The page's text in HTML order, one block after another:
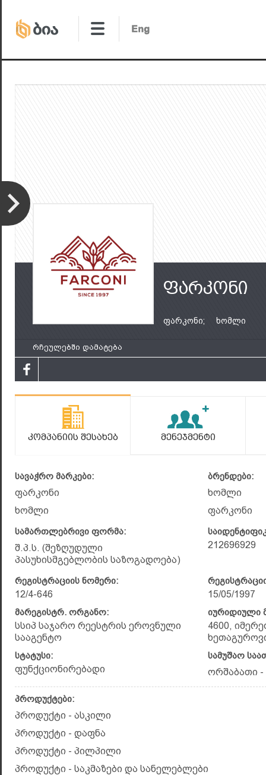
ფარკონი
ფარკონი; ხომლი
რჩეულებში დამატება
Კომპანიის Შესახებ Მენეჯმენტი
სავაჭრო მარკები:
ფარკონი
ხომლი
ბრენდები:
ხომლი
ფარკონი
სამართლებრივი ფორმა:
შ.პ.ს. (შეზღუდული
პასუხისმგებლობის საზოგადოება)
212696929
რეგისტრაციის ნომერი:
12/4-646 15/05/1997
მარეგისტრ. ორგანო:
სსიპ საჯარო რეესტრის ეროვნული
სააგენტო
იურიდიული
4600,
სტატუსი:
ფუნქციონირებადი
სამუშაო
ორშაბათი -
პროდუქტები:
პროდუქტი - ასკილი
პროდუქტი - დაფნა
პროდუქტი - პილპილი
პროდუქტი - საკმაზები და სანელებლები